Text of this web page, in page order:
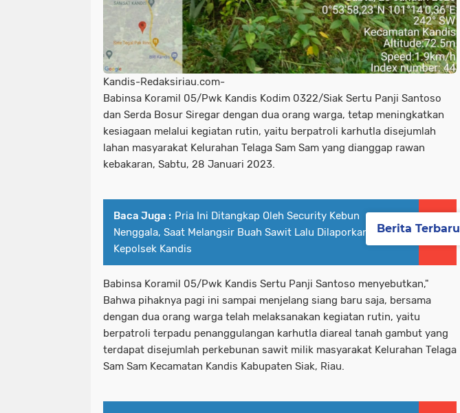
Kandis-Redaksiriau.com-
Babinsa Koramil 05/Pwk Kandis Kodim 0322/Siak Sertu Panji Santoso
dan Serda Bosur Siregar dengan dua orang warga, tetap meningkatkan
kesiagaan melalui kegiatan rutin, yaitu berpatroli karhutla disejumlah
lahan masyarakat Kelurahan Telaga Sam Sam yang dianggap rawan
kebakaran, Sabtu, 28 Januari 2023.
Baca Juga : Pria Ini Ditangkap Oleh Security Kebun
Nenggala, Saat Melangsir Buah Sawit Lalu Dilaporkan
Kepolsek Kandis
Babinsa Koramil 05/Pwk Kandis Sertu Panji Santoso menyebutkan,"
Bahwa pihaknya pagi ini sampai menjelang siang baru saja, bersama
dengan dua orang warga telah melaksanakan kegiatan rutin, yaitu
berpatroli terpadu penanggulangan karhutla diareal tanah gambut yang
terdapat disejumlah perkebunan sawit milik masyarakat Kelurahan Telaga
Sam Sam Kecamatan Kandis Kabupaten Siak, Riau.
Berita Terbaru